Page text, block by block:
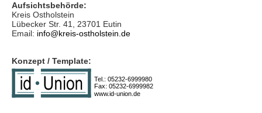
Aufsichtsbehörde:
Kreis Ostholstein
Lübecker Str. 41, 23701 Eutin
Email: info@kreis-ostholstein.de
Konzept / Template:
Tel.: 05232-6999980
Fax: 05232-6999982
www.id-union.de